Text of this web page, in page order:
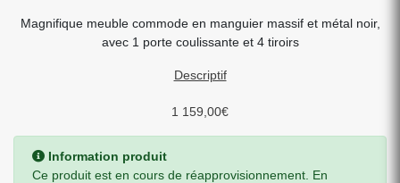
Magnifique meuble commode en manguier massif et métal noir,
avec 1 porte coulissante et 4 tiroirs
Descriptif
1 159,00€
Information produit
Ce produit est en cours de réapprovisionnement. En